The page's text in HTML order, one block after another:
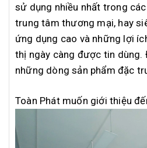
sử dụng nhiều nhất trong
trung tâm thương mại, hay
ứng dụng cao và những lợi
thị ngày càng được tin
những dòng sản phẩm đặc
Toàn Phát muốn giới thiệu